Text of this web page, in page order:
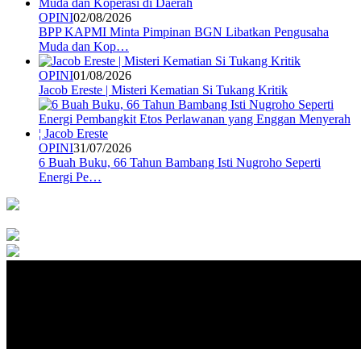
OPINI02/08/2026
BPP KAPMI Minta Pimpinan BGN Libatkan Pengusaha
Muda dan Kop…
OPINI01/08/2026
Jacob Ereste | Misteri Kematian Si Tukang Kritik
OPINI31/07/2026
6 Buah Buku, 66 Tahun Bambang Isti Nugroho Seperti
Energi Pe…